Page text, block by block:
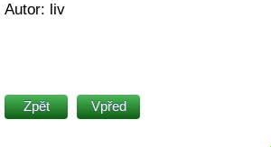
Autor: liv
Zpět Vpřed